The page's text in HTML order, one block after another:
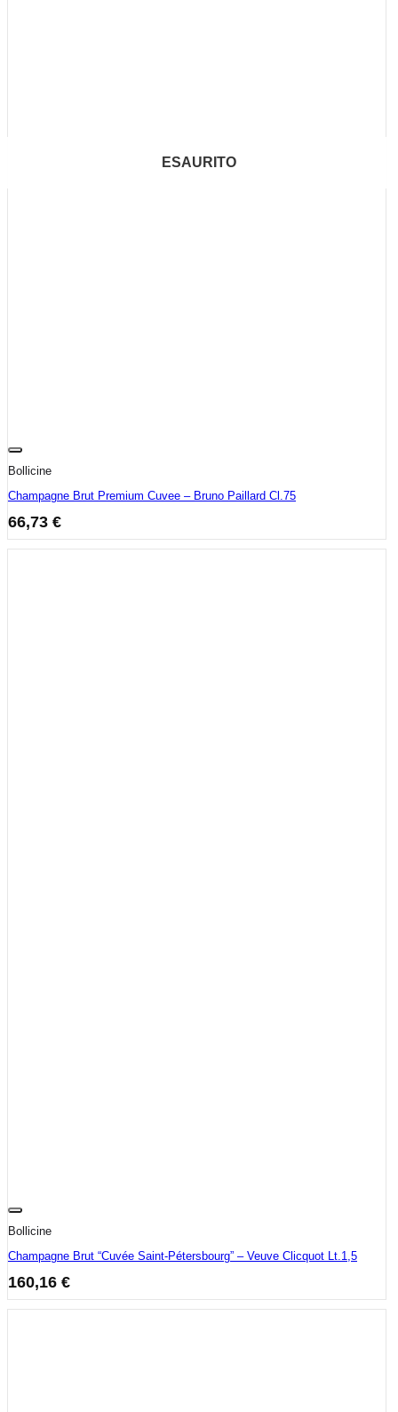
Bollicine
Champagne Brut Premium Cuvee – Bruno Paillard Cl.75
66,73 €
Bollicine
Champagne Brut “Cuvée Saint-Pétersbourg” – Veuve Clicquot Lt.1,5
160,16 €
ESAURITO
ESAURITO